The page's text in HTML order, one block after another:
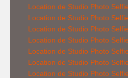
Location de Studio Photo Selfie
Location de Studio Photo Selfie
Location de Studio Photo Selfie
Location de Studio Photo Selfie
Location de Studio Photo Selfie
Location de Studio Photo Selfie
Location de Studio Photo Selfie